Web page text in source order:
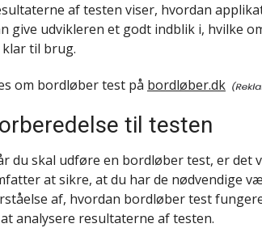
af testen viser, hvordan
give udvikleren et godt indblik i, hvilke
til brug.
om bordløber test på bordløber.dk
til testen
du skal udføre en bordløber test, er
at sikre, at du har de nødvendige
af, hvordan bordløber test
analysere resultaterne af testen.